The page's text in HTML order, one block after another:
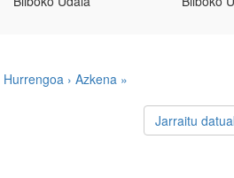
Hurrengoa › Azkena »
Jarraitu